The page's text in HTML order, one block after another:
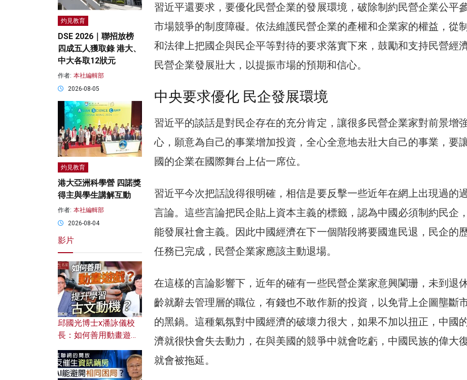
習近平還要求，要優化民營企業的發展環境，破除制約民營企業公平
市場競爭的制度障礙。依法維護民營企業的產權和企業家的權益，從
和法律上把國企與民企平等對待的要求落實下來，鼓勵和支持民營經
民營企業發展壯大，以提振市場的預期和信心。
中央要求優化 民企發展環境
習近平的談話是對民企存在的充分肯定，讓很多民營企業家對前景增
心，願意為自己的事業增加投資，全心全意地去壯大自己的事業，要
國的企業在國際舞台上佔一席位。
習近平今次把話說得很明確，相信是要反擊一些近年在網上出現過的
言論。這些言論把民企貼上資本主義的標籤，認為中國必須制約民企
能發展社會主義。因此中國經濟在下一個階段將要國進民退，民企的
任務已完成，民營企業家應該主動退場。
在這樣的言論影響下，近年的確有一些民營企業家意興闌珊，未到退
齡就辭去管理層的職位，有錢也不敢作新的投資，以免背上企圖壟斷
的黑鍋。這種氣氛對中國經濟的破壞力很大，如果不加以扭正，中國
濟就很快會失去動力，在與美國的競爭中就會吃虧，中國民族的偉大
就會被拖延。
灼見教育
DSE 2026｜聯招放榜
四成五人獲取錄 港大、
中大各取12狀元
作者: 本社編輯部
2026-08-05
灼見教育
港大亞洲科學營 四諾獎
得主與學生講解互動
作者: 本社編輯部
2026-08-04
影片
邱國光博士x潘詠儀校
長：如何善用動畫遊戲